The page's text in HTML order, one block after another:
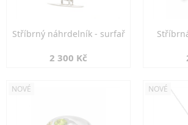
Stříbrný náhrdelník - surfař
2 300 Kč
NOVÉ NOVÉ